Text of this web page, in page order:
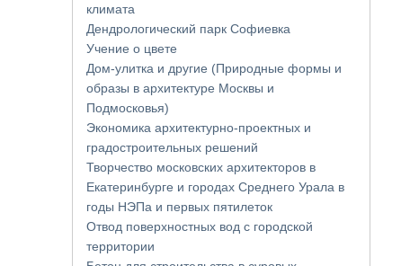
климата
Дендрологический парк Софиевка
Учение о цвете
Дом-улитка и другие (Природные формы и
образы в архитектуре Москвы и
Подмосковья)
Экономика архитектурно-проектных и
градостроительных решений
Творчество московских архитекторов в
Екатеринбурге и городах Среднего Урала в
годы НЭПа и первых пятилеток
Отвод поверхностных вод с городской
территории